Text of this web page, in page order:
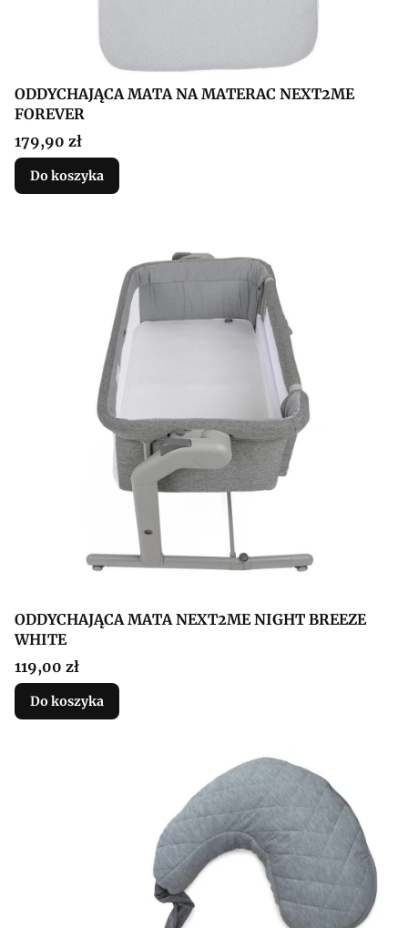
ODDYCHAJĄCA MATA NA MATERAC NEXT2ME
FOREVER
Cena
179,90 zł
Do koszyka
ODDYCHAJĄCA MATA NEXT2ME NIGHT BREEZE
WHITE
Cena
119,00 zł
Do koszyka